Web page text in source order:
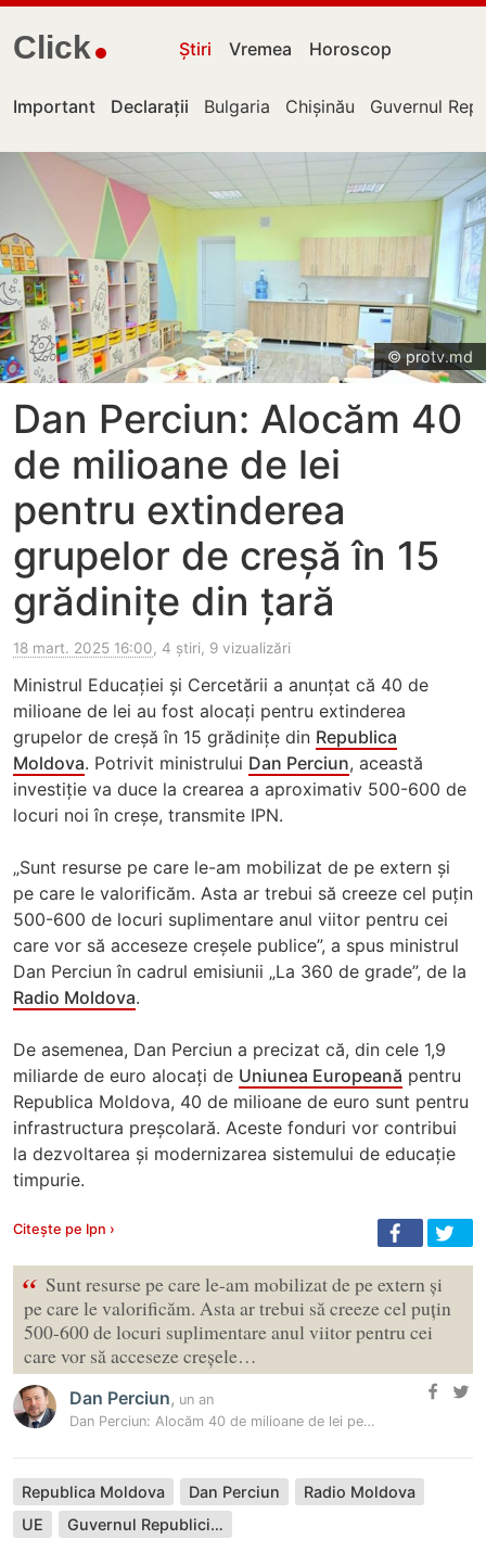
Click Știri Vremea Horoscop
Important Declarații Bulgaria Chișinău Guvernul
© protv.md
Dan Perciun: Alocăm 40
de milioane de lei
pentru extinderea
grupelor de creșă în 15
grădinițe din țară
18 mart. 2025 16:00, 4 știri, 9 vizualizări
Ministrul Educației și Cercetării a anunțat că 40 de
milioane de lei au fost alocați pentru extinderea
grupelor de creșă în 15 grădinițe din Republica
Moldova. Potrivit ministrului Dan Perciun, această
investiție va duce la crearea a aproximativ 500-600 de
locuri noi în creșe, transmite IPN.
„Sunt resurse pe care le-am mobilizat de pe extern și
pe care le valorificăm. Asta ar trebui să creeze cel puțin
500-600 de locuri suplimentare anul viitor pentru cei
care vor să acceseze creșele publice”, a spus ministrul
Dan Perciun în cadrul emisiunii „La 360 de grade”, de la
Radio Moldova.
De asemenea, Dan Perciun a precizat că, din cele 1,9
miliarde de euro alocați de Uniunea Europeană pentru
Republica Moldova, 40 de milioane de euro sunt pentru
infrastructura preșcolară. Aceste fonduri vor contribui
la dezvoltarea și modernizarea sistemului de educație
timpurie.
Citește pe Ipn ›
“ Sunt resurse pe care le-am mobilizat de pe extern și
pe care le valorificăm. Asta ar trebui să creeze cel puțin
500-600 de locuri suplimentare anul viitor pentru cei
care vor să acceseze creșele…
Dan Perciun, un an
Dan Perciun: Alocăm 40 de milioane de lei pentru extinderea grupelor…
Republica Moldova Dan Perciun
Radio Moldova
UE
Guvernul Republicii Moldova